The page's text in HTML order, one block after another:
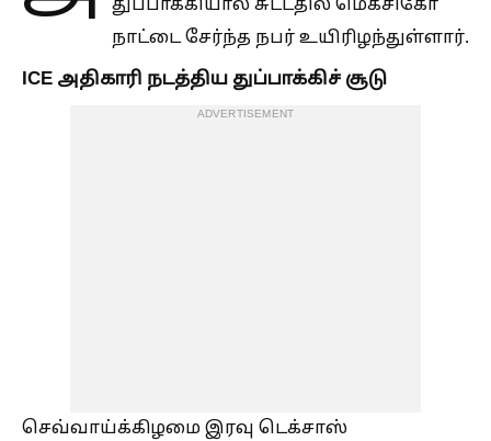
துப்பாக்கியால் சுட்டதில் மெக்சிகோ
நாட்டை சேர்ந்த நபர் உயிரிழந்துள்ளார்.
ICE அதிகாரி நடத்திய துப்பாக்கிச் சூடு
ADVERTISEMENT
செவ்வாய்க்கிழமை இரவு டெக்சாஸ்